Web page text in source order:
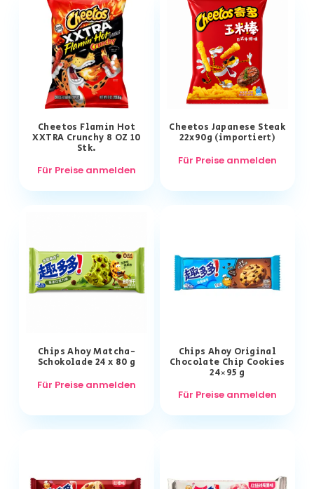
Cheetos Flamin Hot
XXTRA Crunchy 8 OZ 10
Stk.
Für Preise anmelden
Cheetos Japanese Steak
22x90g (importiert)
Für Preise anmelden
Chips Ahoy Matcha-
Schokolade 24 x 80 g
Für Preise anmelden
Chips Ahoy Original
Chocolate Chip Cookies
24×95 g
Für Preise anmelden